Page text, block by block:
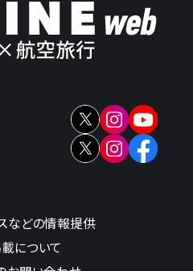
などの情報提供
について